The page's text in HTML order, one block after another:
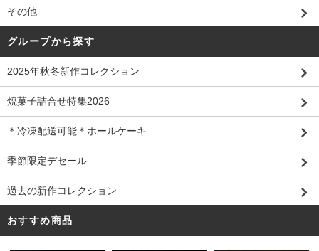
その他
グループから探す
2025年秋冬新作コレクション
焼菓子詰合せ特集2026
＊冷凍配送可能＊ホールケーキ
季節限定デセール
過去の新作コレクション
おすすめ商品